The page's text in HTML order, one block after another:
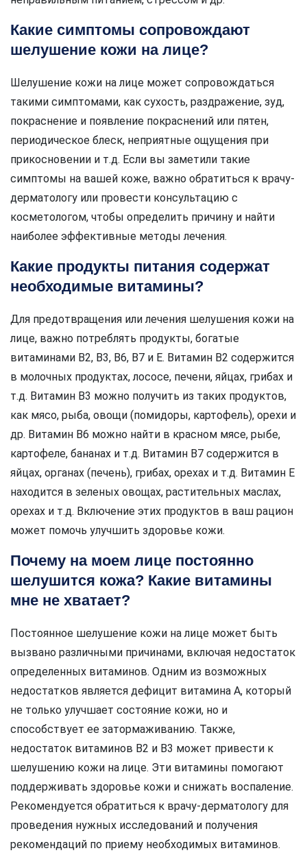
Какие симптомы сопровождают
шелушение кожи на лице?
Шелушение кожи на лице может сопровождаться
такими симптомами, как сухость, раздражение, зуд,
покраснение и появление покраснений или пятен,
периодическое блеск, неприятные ощущения при
прикосновении и т.д. Если вы заметили такие
симптомы на вашей коже, важно обратиться к врачу-
дерматологу или провести консультацию с
косметологом, чтобы определить причину и найти
наиболее эффективные методы лечения.
Какие продукты питания содержат
необходимые витамины?
Для предотвращения или лечения шелушения кожи на
лице, важно потреблять продукты, богатые
витаминами В2, В3, В6, В7 и E. Витамин В2 содержится
в молочных продуктах, лососе, печени, яйцах, грибах и
т.д. Витамин В3 можно получить из таких продуктов,
как мясо, рыба, овощи (помидоры, картофель), орехи и
др. Витамин В6 можно найти в красном мясе, рыбе,
картофеле, бананах и т.д. Витамин В7 содержится в
яйцах, органах (печень), грибах, орехах и т.д. Витамин E
находится в зеленых овощах, растительных маслах,
орехах и т.д. Включение этих продуктов в ваш рацион
может помочь улучшить здоровье кожи.
Почему на моем лице постоянно
шелушится кожа? Какие витамины
мне не хватает?
Постоянное шелушение кожи на лице может быть
вызвано различными причинами, включая недостаток
определенных витаминов. Одним из возможных
недостатков является дефицит витамина А, который
не только улучшает состояние кожи, но и
способствует ее затормаживанию. Также,
недостаток витаминов B2 и B3 может привести к
шелушению кожи на лице. Эти витамины помогают
поддерживать здоровье кожи и снижать воспаление.
Рекомендуется обратиться к врачу-дерматологу для
проведения нужных исследований и получения
рекомендаций по приему необходимых витаминов.